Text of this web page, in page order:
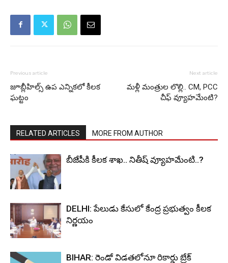
Previous article
జూబ్లీహిల్స్ ఉప ఎన్నికలో కీలక
ఘట్టం
Next article
మళ్లీ మంత్రుల లొల్లి.. CM, PCC
చీఫ్ వ్యూహమేంటి?
RELATED ARTICLES MORE FROM AUTHOR
బీజేపీకి కీలక శాఖ.. నితీష్ వ్యూహమేంటి..?
DELHI: పేలుడు కేసులో కేంద్ర ప్రభుత్వం కీలక
నిర్ణయం
BIHAR: రెండో విడతలోనూ రికార్డు బ్రేక్